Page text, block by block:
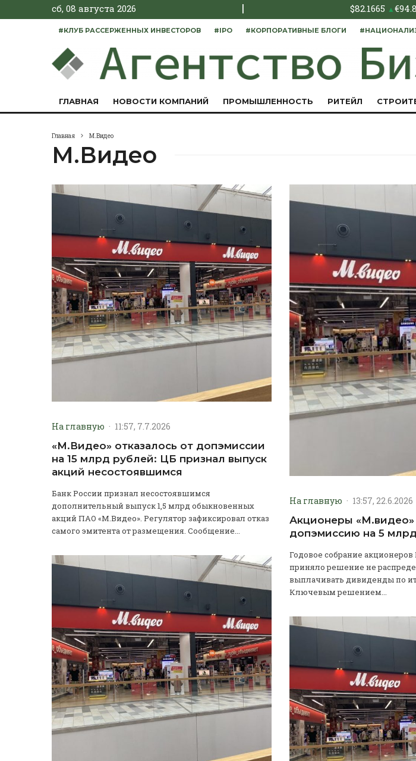
сб, 08 августа 2026 | $82.1665 ▲€
#КЛУБ РАССЕРЖЕННЫХ ИНВЕСТОРОВ #IPO #КОРПОРАТИВНЫЕ БЛОГИ
ГЛАВНАЯ НОВОСТИ КОМПАНИЙ ПРОМЫШЛЕННОСТЬ РИТЕЙЛ
Главная М.Видео
М.Видео
На главную · 11:57, 7.7.2026
«М.Видео» отказалось от допэмиссии
на 15 млрд рублей: ЦБ признал выпуск
акций несостоявшимся
Банк России признал несостоявшимся
дополнительный выпуск 1,5 млрд обыкновенных
акций ПАО «М.Видео». Регулятор зафиксировал отказ
самого эмитента от размещения. Сообщение...
На главную · 13:57, 22.6.2026
Акционеры
допэмиссию на 5
Годовое собрание
приняло решение не
выплачивать дивиденды по
Ключевым решением...